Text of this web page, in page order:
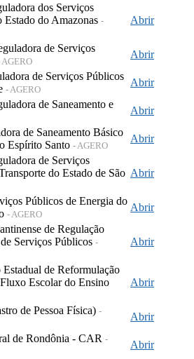
dos Serviços
do Amazonas -
Abrir
de Serviços
AGERO
Abrir
de Serviços Públicos
- AGERO
Abrir
de Saneamento e
Abrir
de Saneamento Básico
Espírito Santo - AGERO
Abrir
de Serviços
do Estado de São Abrir
Públicos de Energia do
- AGERO
Abrir
de Regulação
Serviços Públicos -
Abrir
de Reformulação
Escolar do Ensino
Abrir
de Pessoa Física) -
Abrir
de Rondônia - CAR -
Abrir